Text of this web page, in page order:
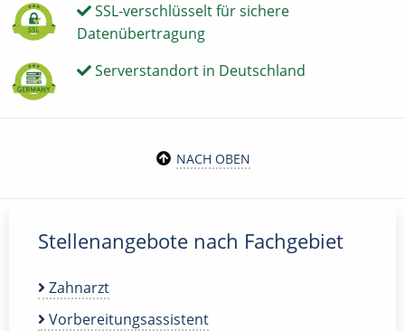
SSL-verschlüsselt für sichere
Datenübertragung
Serverstandort in Deutschland
NACH OBEN
Stellenangebote nach Fachgebiet
Zahnarzt
Vorbereitungsassistent